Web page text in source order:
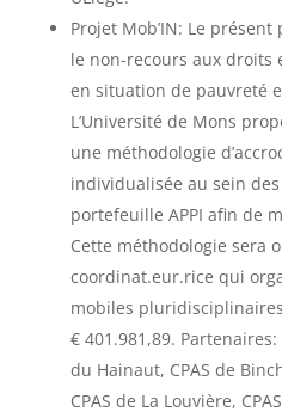
Projet Mob’IN: Le
le non-recours aux droits
en situation de pauvreté
L’Université de Mons
une méthodologie
individualisée au sein
portefeuille APPI afin de
Cette méthodologie sera
coordinat.eur.rice qui
mobiles
€ 401.981,89.
du Hainaut, CPAS de
CPAS de La Louvière,